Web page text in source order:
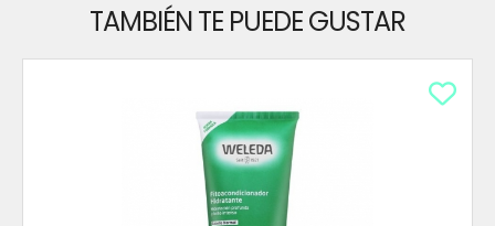
TAMBIÉN TE PUEDE GUSTAR